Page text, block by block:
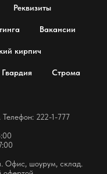
Реквизиты
Вакансии
кирпич
Строма
222-1-777
Офис, шоурум, склад.